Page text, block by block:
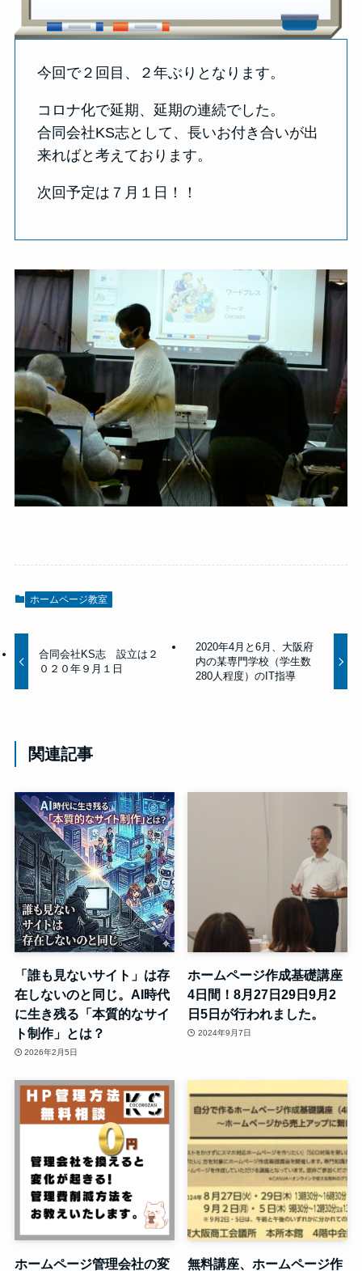
今回で２回目、２年ぶりとなります。
コロナ化で延期、延期の連続でした。
合同会社KS志として、長いお付き合いが出
来ればと考えております。
次回予定は７月１日！！
ホームページ教室
合同会社KS志 設立は２
０２０年９月１日
2020年4月と6月、大阪府
内の某専門学校（学生数
280人程度）のIT指導
関連記事
「誰も見ないサイト」は存
在しないのと同じ。AI時代
に生き残る「本質的なサイ
ト制作」とは？
2026年2月5日
ホームページ作成基礎講座
4日間！8月27日29日9月2
日5日が行われました。
2024年9月7日
ホームページ管理会社の変 無料講座、ホームページ作